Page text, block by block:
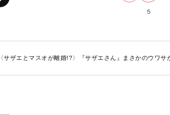
5
〈サザエとマスオが離婚!?〉『サザエさん』まさかのウワ